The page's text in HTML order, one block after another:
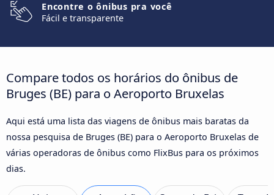
Encontre o ônibus pra você
Fácil e transparente
Compare todos os horários do ônibus de
Bruges (BE) para o Aeroporto Bruxelas
Aqui está uma lista das viagens de ônibus mais baratas da
nossa pesquisa de Bruges (BE) para o Aeroporto Bruxelas de
várias operadoras de ônibus como FlixBus para os próximos
dias.